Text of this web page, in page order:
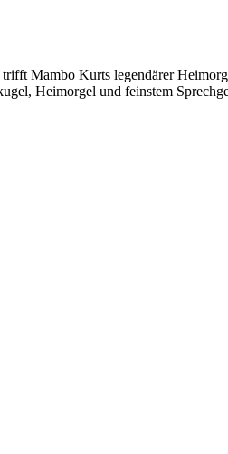
Mambo Kurts legendärer
Heimorgel und feinstem